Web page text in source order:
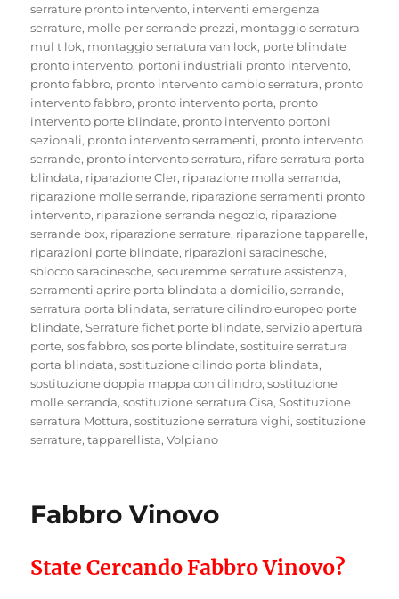
serrature pronto intervento, interventi emergenza
serrature, molle per serrande prezzi, montaggio serratura
mul t lok, montaggio serratura van lock, porte blindate
pronto intervento, portoni industriali pronto intervento,
pronto fabbro, pronto intervento cambio serratura, pronto
intervento fabbro, pronto intervento porta, pronto
intervento porte blindate, pronto intervento portoni
sezionali, pronto intervento serramenti, pronto intervento
serrande, pronto intervento serratura, rifare serratura porta
blindata, riparazione Cler, riparazione molla serranda,
riparazione molle serrande, riparazione serramenti pronto
intervento, riparazione serranda negozio, riparazione
serrande box, riparazione serrature, riparazione tapparelle,
riparazioni porte blindate, riparazioni saracinesche,
sblocco saracinesche,securemme serrature assistenza,
serramenti aprire porta blindata a domicilio,serrande,
serratura porta blindata,serrature cilindro europeo porte
blindate,Serrature fichet porte blindate,servizio apertura
porte,sos fabbro,sos porte blindate,sostituire serratura
porta blindata,sostituzione cilindo porta blindata,
sostituzione doppia mappa con cilindro,sostituzione
molle serranda,sostituzione serratura Cisa,Sostituzione
serratura Mottura,sostituzione serratura vighi,sostituzione
serrature,tapparellista,Volpiano
Fabbro Vinovo
State Cercando Fabbro Vinovo?